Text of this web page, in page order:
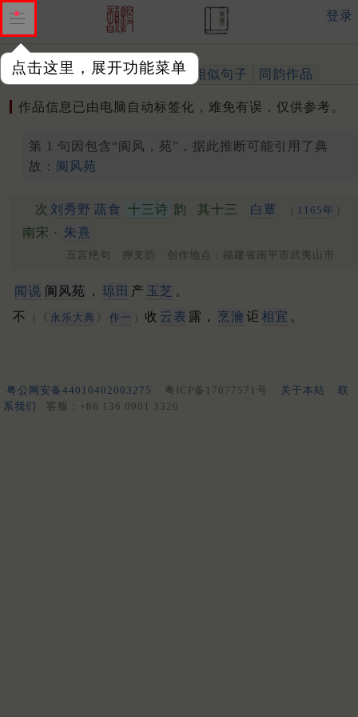
点击这里，展开功能菜单
登录
作品 标注四声 出处、引用 相似句子 同韵作品
作品信息已由电脑自动标签化，难免有误，仅供参考。
第 1 句因包含“阆风，苑”，据此推断可能引用了典
故： 阆风苑
次 刘秀野 蔬食 十三诗 韵 其十三 白蕈 （ 1165年 ）
南宋 · 朱熹
五言绝句 押支韵 创作地点：福建省南平市武夷山市
闻说 阆风苑 ， 琼田 产 玉芝 。
不
（《 永乐大典 作一 ） 收 云表 露， 烹瀹 讵 相宜 。
粤公网安备44010402003275 粤ICP备17077571号 关于本站
联
系我们
客服：+86 136 0901 3320